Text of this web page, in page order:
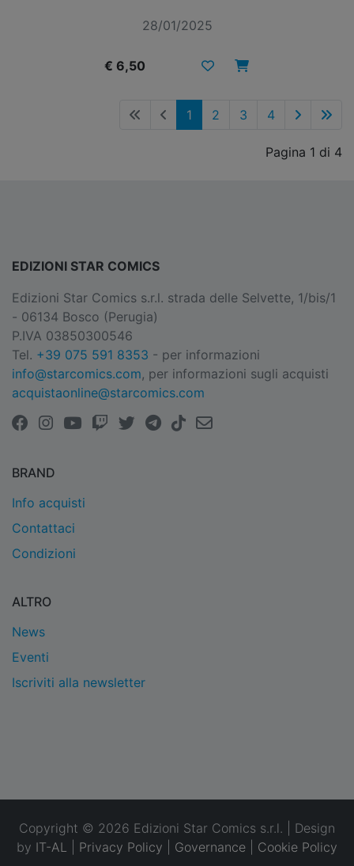
28/01/2025
€ 6,50
1 2 3 4
Pagina 1 di 4
EDIZIONI STAR COMICS
Edizioni Star Comics s.r.l. strada delle Selvette, 1/bis/1
- 06134 Bosco (Perugia)
P.IVA 03850300546
Tel. +39 075 591 8353 - per informazioni
info@starcomics.com, per informazioni sugli acquisti
acquistaonline@starcomics.com
BRAND
Info acquisti
Contattaci
Condizioni
ALTRO
News
Eventi
Iscriviti alla newsletter
Copyright © 2026 Edizioni Star Comics s.r.l. | Design
by IT-AL Privacy Policy Governance Cookie Policy